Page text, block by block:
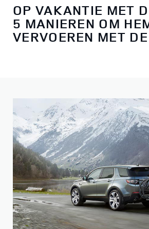
OP VAKANTIE MET
5 MANIEREN OM
VERVOEREN MET